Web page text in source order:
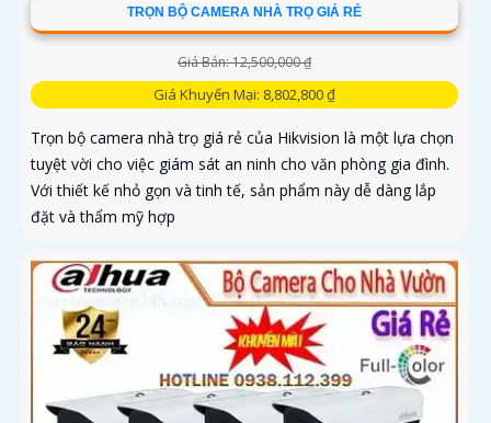
TRỌN BỘ CAMERA NHÀ TRỌ GIÁ RẺ
Giá Bán: 12,500,000 ₫
Giá Khuyến Mại: 8,802,800 ₫
Trọn bộ camera nhà trọ giá rẻ của Hikvision là một lựa chọn
tuyệt vời cho việc giám sát an ninh cho văn phòng gia đình.
Với thiết kế nhỏ gọn và tinh tế, sản phẩm này dễ dàng lắp
đặt và thẩm mỹ hợp